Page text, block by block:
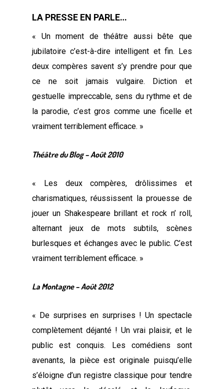
LA PRESSE EN PARLE…
« Un moment de théâtre aussi bête que
jubilatoire c’est-à-dire intelligent et fin. Les
deux compères savent s’y prendre pour que
ce ne soit jamais vulgaire. Diction et
gestuelle impreccable, sens du rythme et de
la parodie, c’est gros comme une ficelle et
vraiment terriblement efficace. »
Théâtre du Blog – Août 2010
« Les deux compères, drôlissimes et
charismatiques, réussissent la prouesse de
jouer un Shakespeare brillant et rock n’ roll,
alternant jeux de mots subtils, scènes
burlesques et échanges avec le public. C’est
vraiment terriblement efficace. »
La Montagne – Août 2012
« De surprises en surprises ! Un spectacle
complètement déjanté ! Un vrai plaisir, et le
public est conquis. Les comédiens sont
avenants, la pièce est originale puisqu’elle
s’éloigne d’un registre classique pour tendre